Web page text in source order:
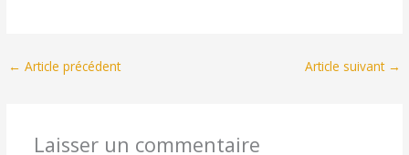
← Article précédent Article suivant →
Laisser un commentaire